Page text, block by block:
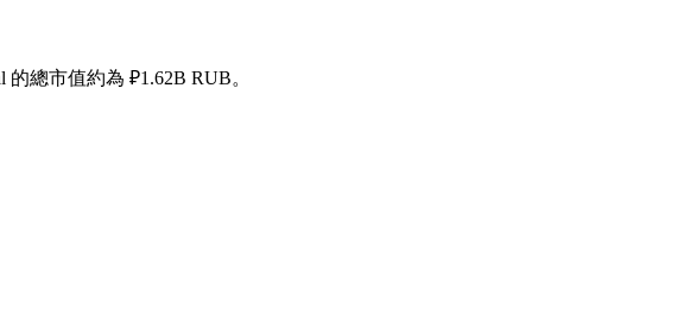
總市值約為 ₽1.62B RUB。